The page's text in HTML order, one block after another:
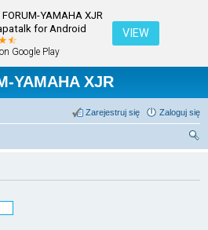
YAMAHA XJR
for Android
Google Play
VIEW
YAMAHA XJR
Zaloguj się
Zarejestruj się